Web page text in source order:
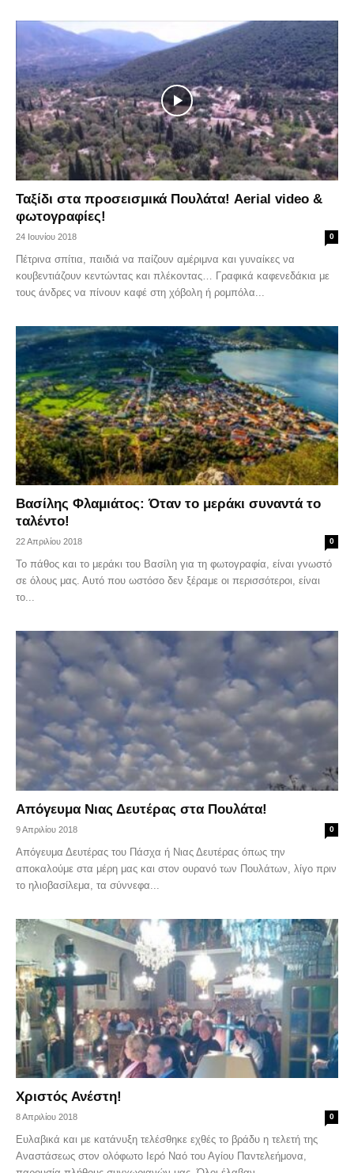
Ταξίδι στα προσεισμικά Πουλάτα! Aerial video &
φωτογραφίες!
24 Ιουνίου 2018 0
Πέτρινα σπίτια, παιδιά να παίζουν αμέριμνα και γυναίκες να
κουβεντιάζουν κεντώντας και πλέκοντας… Γραφικά καφενεδάκια με
τους άνδρες να πίνουν καφέ στη χόβολη ή ρομπόλα...
Βασίλης Φλαμιάτος: Όταν το μεράκι συναντά το
ταλέντο!
22 Απριλίου 2018 0
Το πάθος και το μεράκι του Βασίλη για τη φωτογραφία, είναι γνωστό
σε όλους μας. Αυτό που ωστόσο δεν ξέραμε οι περισσότεροι, είναι
το...
Απόγευμα Νιας Δευτέρας στα Πουλάτα!
9 Απριλίου 2018 0
Απόγευμα Δευτέρας του Πάσχα ή Νιας Δευτέρας όπως την
αποκαλούμε στα μέρη μας και στον ουρανό των Πουλάτων, λίγο πριν
το ηλιοβασίλεμα, τα σύννεφα...
Χριστός Ανέστη!
8 Απριλίου 2018 0
Ευλαβικά και με κατάνυξη τελέσθηκε εχθές το βράδυ η τελετή της
Αναστάσεως στον ολόφωτο Ιερό Ναό του Αγίου Παντελεήμονα,